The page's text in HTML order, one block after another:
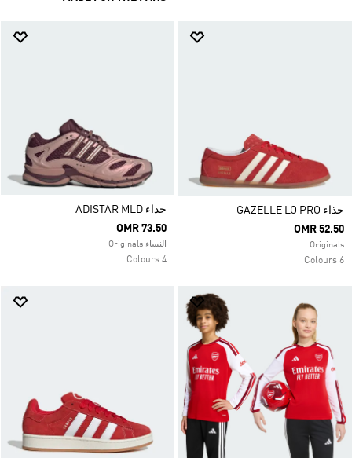
حذاء GAZELLE LO PRO
OMR 52.50
Originals
6 Colours
حذاء ADISTAR MLD
OMR 73.50
النساء Originals
4 Colours